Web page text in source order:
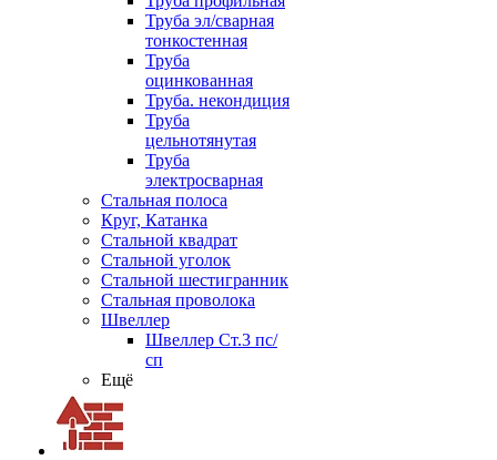
Труба эл/сварная
тонкостенная
Труба
оцинкованная
Труба. некондиция
Труба
цельнотянутая
Труба
электросварная
Стальная полоса
Круг, Катанка
Стальной квадрат
Стальной уголок
Стальной шестигранник
Стальная проволока
Швеллер
Швеллер Ст.3 пс/
сп
Ещё